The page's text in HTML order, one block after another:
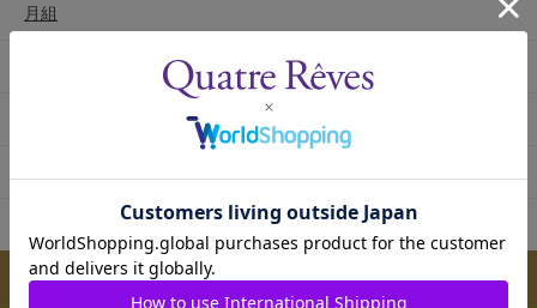
月組
メールマガジンのご案内